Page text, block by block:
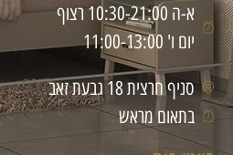
א-ה 10:30-21:00 רצוף
יום ו' 11:00-13:00
סניף חרצית 18 גבעת זאב
בתאום מראש